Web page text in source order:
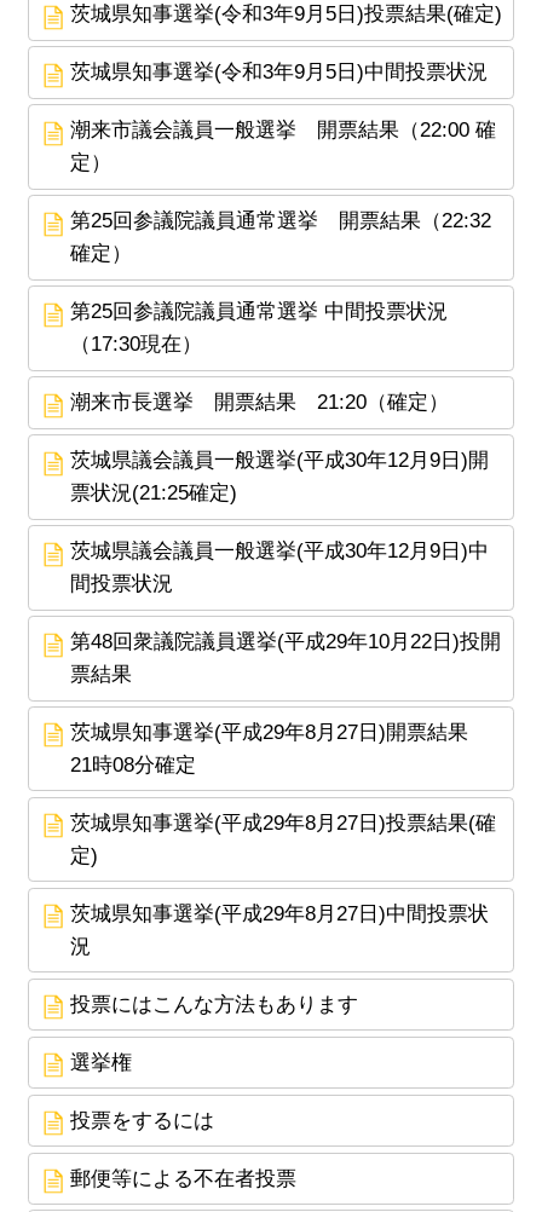
茨城県知事選挙(令和3年9月5日)投票結果(確定)
茨城県知事選挙(令和3年9月5日)中間投票状況
潮来市議会議員一般選挙 開票結果（22:00 確
定）
第25回参議院議員通常選挙 開票結果（22:32
確定）
第25回参議院議員通常選挙 中間投票状況
（17:30現在）
潮来市長選挙 開票結果 21:20（確定）
茨城県議会議員一般選挙(平成30年12月9日)開
票状況(21:25確定)
茨城県議会議員一般選挙(平成30年12月9日)中
間投票状況
第48回衆議院議員選挙(平成29年10月22日)投開
票結果
茨城県知事選挙(平成29年8月27日)開票結果
21時08分確定
茨城県知事選挙(平成29年8月27日)投票結果(確
定)
茨城県知事選挙(平成29年8月27日)中間投票状
況
投票にはこんな方法もあります
選挙権
投票をするには
郵便等による不在者投票